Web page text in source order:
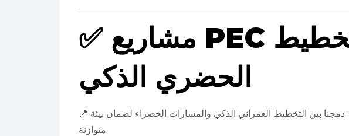
✅ مشاريع PEC في التخطيط
الحضري الذكي
📍 : دمجنا بين التخطيط العمراني الذكي والمسارات الخضراء لضمان بيئة
متوازنة.